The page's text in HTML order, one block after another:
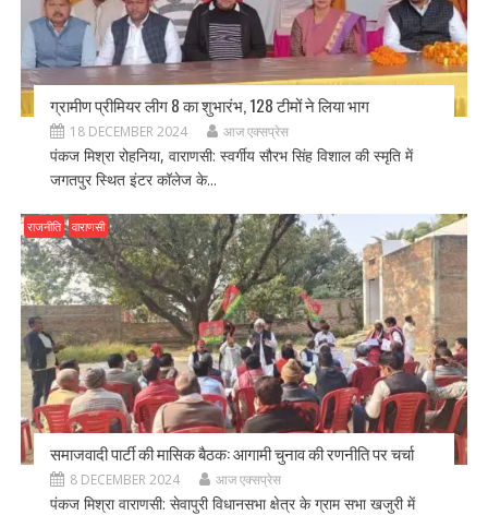
ग्रामीण प्रीमियर लीग 8 का शुभारंभ, 128 टीमों ने लिया भाग
18 DECEMBER 2024 आज एक्सप्रेस
पंकज मिश्रा रोहनिया, वाराणसी: स्वर्गीय सौरभ सिंह विशाल की स्मृति में
जगतपुर स्थित इंटर कॉलेज के...
राजनीति वाराणसी
समाजवादी पार्टी की मासिक बैठक: आगामी चुनाव की रणनीति पर चर्चा
8 DECEMBER 2024 आज एक्सप्रेस
पंकज मिश्रा वाराणसी: सेवापुरी विधानसभा क्षेत्र के ग्राम सभा खजुरी में